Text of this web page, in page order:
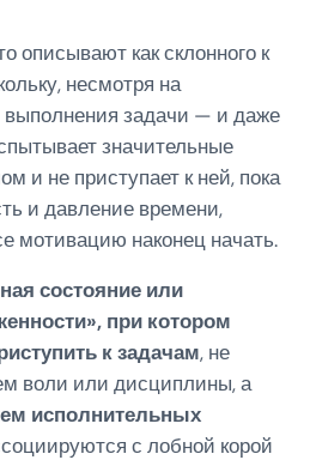
описывают как склонного к
несмотря на
задачи — и даже
значительные
и не приступает к ней, пока
и давление времени,
мотивацию наконец начать.
состояние или
при котором
к задачам, не
воли или дисциплины, а
исполнительных
с лобной корой